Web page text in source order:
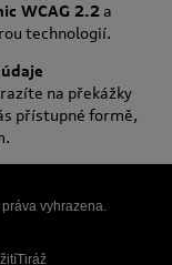
WCAG 2.2a
technologií.
na překážky
přístupné formě,
vyhrazena.
Tiráž